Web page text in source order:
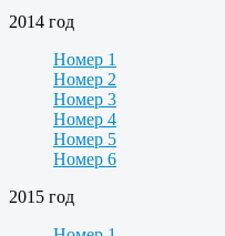
2014 год
Номер 1
Номер 2
Номер 3
Номер 4
Номер 5
Номер 6
2015 год